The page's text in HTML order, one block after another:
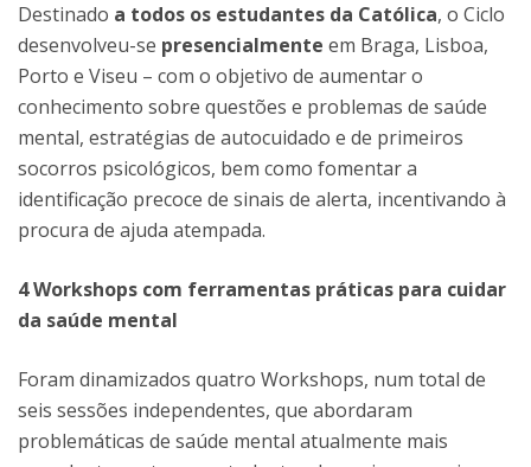
Destinado a todos os estudantes da Católica, o Ciclo
desenvolveu-se presencialmente em Braga, Lisboa,
Porto e Viseu – com o objetivo de aumentar o
conhecimento sobre questões e problemas de saúde
mental, estratégias de autocuidado e de primeiros
socorros psicológicos, bem como fomentar a
identificação precoce de sinais de alerta, incentivando à
procura de ajuda atempada.
4 Workshops com ferramentas práticas para cuidar
da saúde mental
Foram dinamizados quatro Workshops, num total de
seis sessões independentes, que abordaram
problemáticas de saúde mental atualmente mais